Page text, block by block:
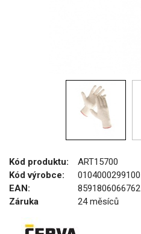
Kód produktu:
ART15700
Kód výrobce:
0104000299100
EAN:
8591806066762
Záruka
24 měsíců